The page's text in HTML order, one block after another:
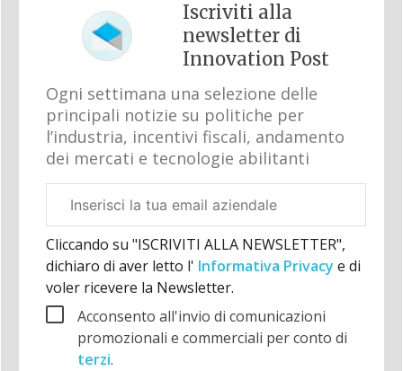
Iscriviti alla
newsletter di
Innovation Post
Ogni settimana una selezione delle
principali notizie su politiche per
l’industria, incentivi fiscali, andamento
dei mercati e tecnologie abilitanti
aziendale
Cliccando su "ISCRIVITI ALLA NEWSLETTER",
dichiaro di aver letto l' Informativa Privacy e di
voler ricevere la Newsletter.
Acconsento all'invio di comunicazioni
promozionali e commerciali per conto di
terzi.